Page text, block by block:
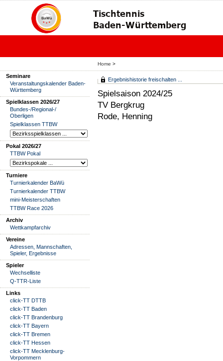
Home >
Seminare
Veranstaltungskalender Baden-
Württemberg
Spielklassen 2026/27
Bundes-/Regional-/
Oberligen
Spielklassen TTBW
Pokal 2026/27
TTBW Pokal
Turniere
Turnierkalender BaWü
Turnierkalender TTBW
mini-Meisterschaften
TTBW Race 2026
Archiv
Wettkampfarchiv
Vereine
Adressen, Mannschaften,
Spieler, Ergebnisse
Spieler
Wechselliste
Q-TTR-Liste
Links
click-TT DTTB
click-TT Baden
click-TT Brandenburg
click-TT Bayern
click-TT Bremen
click-TT Hessen
click-TT Mecklenburg-
Vorpommern
Ergebnishistorie freischalten ...
Spielsaison 2024/25
TV Bergkrug
Rode, Henning